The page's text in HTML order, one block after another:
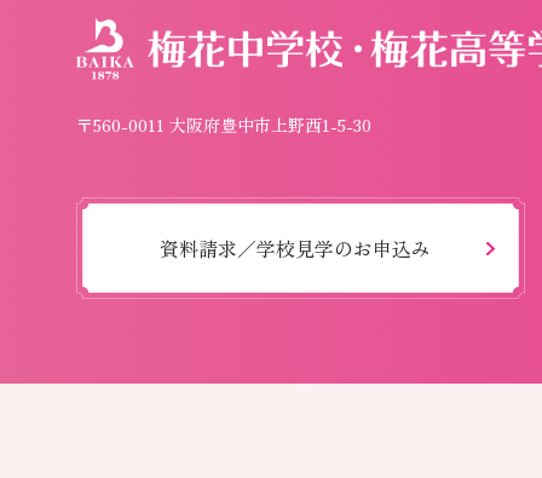
〒560-0011 大阪府豊中市上野西1-5-30
資料請求／学校見学のお申込み